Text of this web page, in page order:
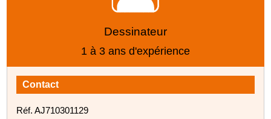
Dessinateur
1 à 3 ans d'expérience
Contact
Réf. AJ710301129